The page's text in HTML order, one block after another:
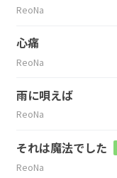
ReoNa
心痛
ReoNa
雨に唄えば
ReoNa
それは魔法でした
ReoNa